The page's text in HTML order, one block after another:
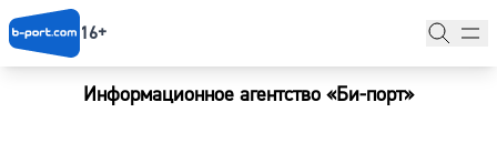
16+
Информационное агентство «Би-порт»